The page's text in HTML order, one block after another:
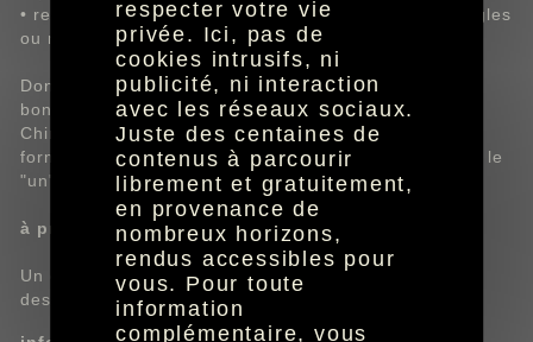
• représentation accessible pour les personnes aveugles
ou malvoyantes via le dispositif des Chuchotines.
Don Rodrigue (interprété par François Deblock, fluet,
bondissant et enfantin) et son impossible amour pour
Chimène, (interprétée par Cindy Almeida de Brito),
forment le cœur battant de cette version du Cid, dont le
"un" avertit d'emblée qu'elle devrait subir un lifting.
à propos des Chuchotines
Un étudiant "chuchoteur" vous murmure à l'oreille la
description des éléments visuels durant le spectacle.
respecter votre vie
privée. Ici, pas de
cookies intrusifs, ni
publicité, ni interaction
avec les réseaux sociaux.
Juste des centaines de
contenus à parcourir
librement et gratuitement,
en provenance de
nombreux horizons,
rendus accessibles pour
vous. Pour toute
information
complémentaire, vous